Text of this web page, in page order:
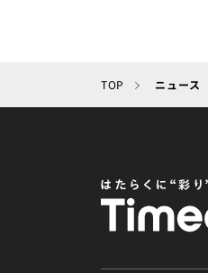
TOP ニュース